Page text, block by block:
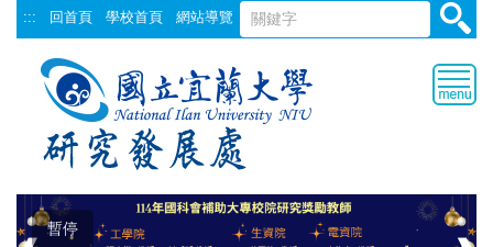
跳
到
::: 回首頁 學校首頁 網站導覽
暫停